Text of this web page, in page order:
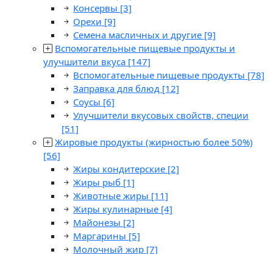
Консервы [3]
Орехи [9]
Семена масличных и другие [9]
Вспомогательные пищевые продукты и
улучшители вкуса [147]
Вспомогательные пищевые продукты [78]
Заправка для блюд [12]
Соусы [6]
Улучшители вкусовых свойств, специи
[51]
Жировые продукты (жирностью более 50%)
[56]
Жиры кондитерские [2]
Жиры рыб [1]
Животные жиры [11]
Жиры кулинарные [4]
Майонезы [2]
Маргарины [5]
Молочный жир [7]